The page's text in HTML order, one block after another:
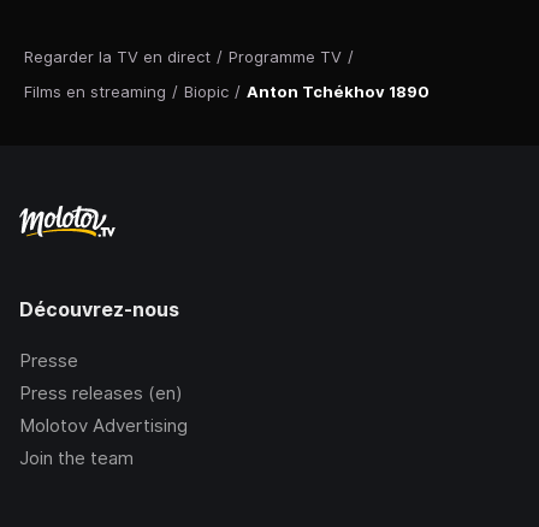
Regarder la TV en direct / Programme TV /
Films en streaming / Biopic / Anton Tchékhov 1890
Découvrez-nous
Presse
Press releases (en)
Molotov Advertising
Join the team